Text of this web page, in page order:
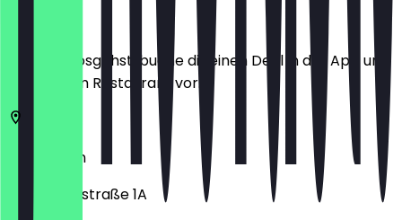
Bevor du losgehst, buche dir einen Deal in der App und
zeige ihn im Restaurant vor.
Berlin
Panoramastraße 1A